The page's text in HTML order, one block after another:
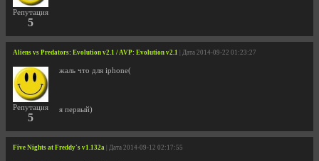
Репутация
5
Aliens vs Predators: Evolution v2.1 / AVP: Evolution v2.1 | Дата 2014-09-22 01:23:27
Репутация
5
жаль что для iphone(
я первый)
Five Nights at Freddy's v1.132a | Дата 2014-09-12 02:17:55